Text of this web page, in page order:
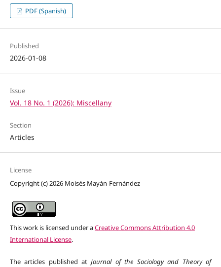
PDF (Spanish)
Published
2026-01-08
Issue
Vol. 18 No. 1 (2026): Miscellany
Section
Articles
License
Copyright (c) 2026 Moisés Mayán-Fernández
This work is licensed under aCreative Commons Attribution 4.0
International License.
The articles published atJournal of the Sociology and Theory of